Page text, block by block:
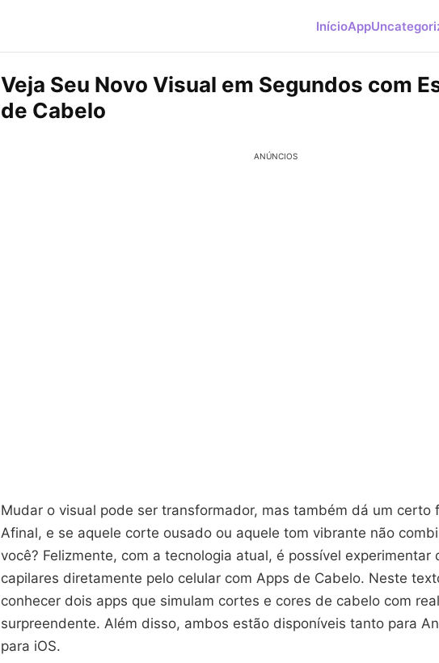
InícioApp
Veja Seu Novo Visual em Segundos com
de Cabelo
ANÚNCIOS
Mudar o visual pode ser transformador, mas também dá um certo
Afinal, e se aquele corte ousado ou aquele tom vibrante não
você? Felizmente, com a tecnologia atual, é possível experimentar
capilares diretamente pelo celular com Apps de Cabelo. Neste
conhecer dois apps que simulam cortes e cores de cabelo com
surpreendente. Além disso, ambos estão disponíveis tanto para
para iOS.